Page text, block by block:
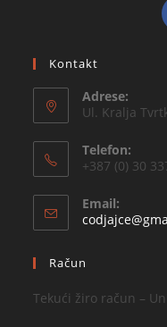
Kontakt
Adrese:
Ul. Kralja
Telefon:
+387 (0) 30
Email:
Račun
Tekući žiro račun –